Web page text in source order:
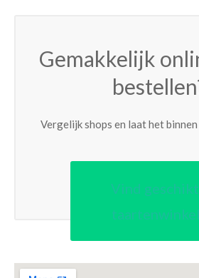
Gemakkelijk
Vergelijk shops en laat het
Vind